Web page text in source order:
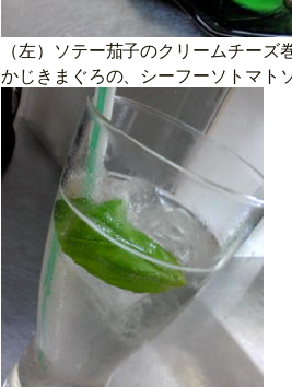
（左）ソテー茄子のクリームチーズ
かじきまぐろの、シーフーソトマト